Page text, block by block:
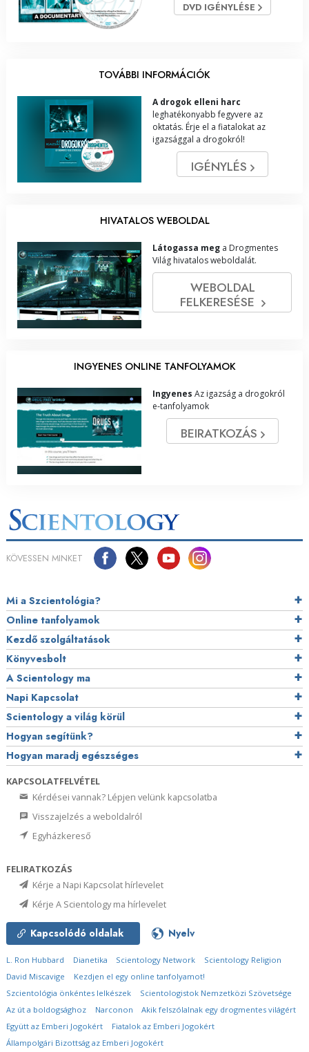
DVD IGÉNYLÉSE
TOVÁBBI INFORMÁCIÓK
A drogok elleni harc
leghatékonyabb fegyvere az
oktatás. Érje el a fiatalokat az
igazsággal a drogokról!
IGÉNYLÉS
HIVATALOS WEBOLDAL
Látogassa meg a Drogmentes
Világ hivatalos weboldalát.
WEBOLDAL
FELKERESÉSE
INGYENES ONLINE TANFOLYAMOK
Ingyenes Az igazság a drogokról
e‑tanfolyamok
BEIRATKOZÁS
KÖVESSEN MINKET
Mi a Szcientológia?
Online tanfolyamok
Kezdő szolgáltatások
Könyvesbolt
A Scientology ma
Napi Kapcsolat
Scientology a világ körül
Hogyan segítünk?
Hogyan maradj egészséges
KAPCSOLATFELVÉTEL
Kérdései vannak? Lépjen velünk kapcsolatba
Visszajelzés a weboldalról
Egyházkereső
FELIRATKOZÁS
Kérje a Napi Kapcsolat hírlevelet
Kérje A Scientology ma hírlevelet
Kapcsolódó oldalak Nyelv
L. Ron Hubbard Dianetika Scientology Network
Scientology Religion
David Miscavige
Kezdjen el egy online tanfolyamot!
Szcientológia önkéntes lelkészek
Scientologistok Nemzetközi Szövetsége
Az út a boldogsághoz
Narconon
Akik felszólalnak egy drogmentes világért
Együtt az Emberi Jogokért
Fiatalok az Emberi Jogokért
Állampolgári Bizottság az Emberi Jogokért